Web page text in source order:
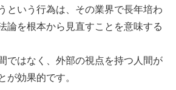
という行為は、その業界で長年培わ
論を根本から見直すことを意味する
ではなく、外部の視点を持つ人間が
が効果的です。